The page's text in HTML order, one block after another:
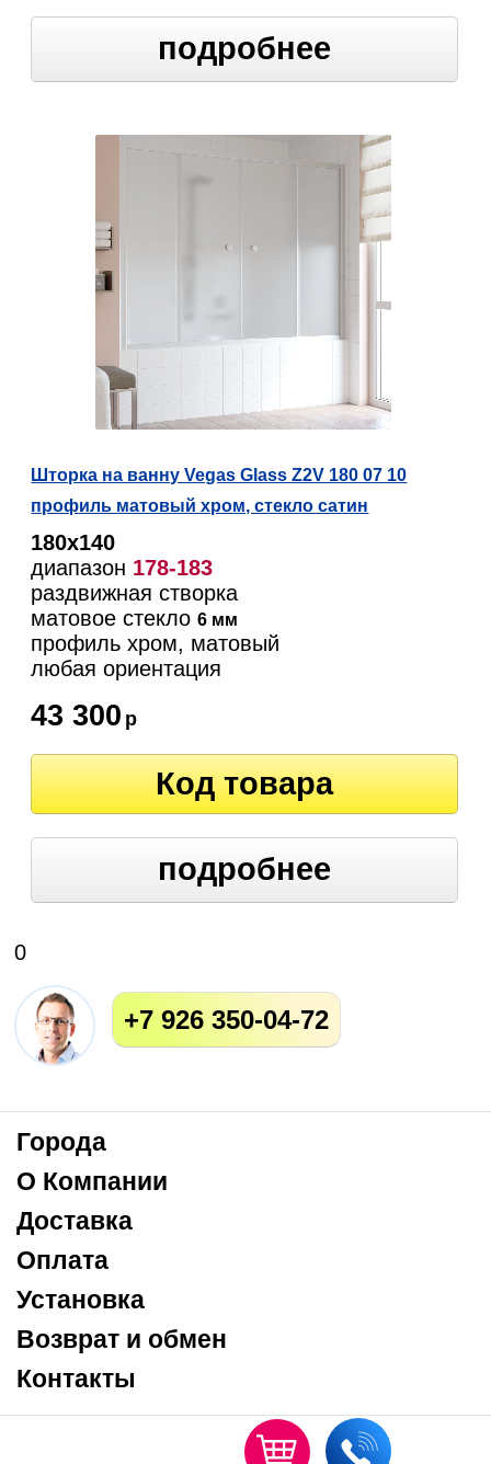
подробнее
Шторка на ванну Vegas Glass Z2V 180 07 10
профиль матовый хром, стекло сатин
180х140
диапазон 178-183
раздвижная створка
матовое стекло6 мм
профиль хром, матовый
любая ориентация
43 300 р
Код товара
подробнее
0
+7 926 350-04-72
Города
О Компании
Доставка
Оплата
Установка
Возврат и обмен
Контакты